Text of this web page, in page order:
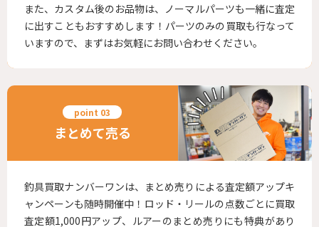
また、カスタム後のお品物は、ノーマルパーツも一緒に査定
に出すこともおすすめします！パーツのみの買取も行なって
いますので、まずはお気軽にお問い合わせください。
まとめて売る
釣具買取ナンバーワンは、まとめ売りによる査定額アップキ
ャンペーンも随時開催中！ロッド・リールの点数ごとに買取
査定額1,000円アップ、ルアーのまとめ売りにも特典があり